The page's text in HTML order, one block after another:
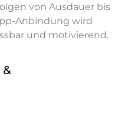
von Ausdauer bis
Anbindung wird
und motivierend.